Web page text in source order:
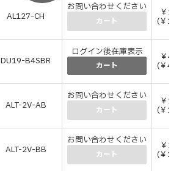
AL127-CH
お問い合わせください
カート
￥
(￥
DU19-B4SBR
ログイン後在庫表示
カート
￥
(￥
ALT-2V-AB
お問い合わせください
カート
￥
(￥
ALT-2V-BB
お問い合わせください
カート
￥
(￥